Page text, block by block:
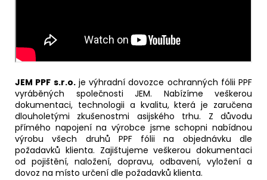
JEM PPF s.r.o.je výhradní dovozce ochranných fólii PPF
vyráběných společnosti JEM. Nabízíme veškerou
dokumentaci, technologii a kvalitu, která je zaručena
dlouholetými zkušenostmi asijského trhu. Z důvodu
přímého napojení na výrobce jsme schopni nabídnou
výrobu všech druhů PPF fólii na objednávku dle
požadavků klienta. Zajištujeme veškerou dokumentaci
od pojištění, naložení, dopravu, odbavení, vyložení a
dovoz na místo určení dle požadavků klienta.